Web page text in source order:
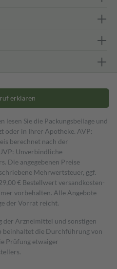
erklären
lesen Sie die Packungsbeilage und
oder in Ihrer Apotheke. AVP:
berechnet nach der
Unverbindliche
Die angegebenen Preise
Mehrwertsteuer, ggf.
€ Bestell­wert versand­kosten­
vorbehalten. Alle Angebote
der Vorrat reicht.
der Arzneimittel und sonstigen
beinhaltet die Durchführung von
Prüfung etwaiger